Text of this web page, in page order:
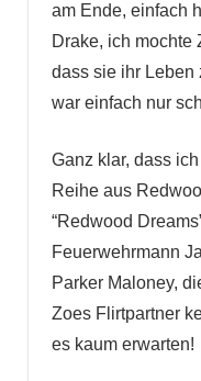
am Ende, einfach
Drake, ich mochte
dass sie ihr Leben
war einfach nur
Ganz klar, dass
Reihe aus
“Redwood
Feuerwehrmann
Parker Maloney,
Zoes Flirtpartner
es kaum erwarten!